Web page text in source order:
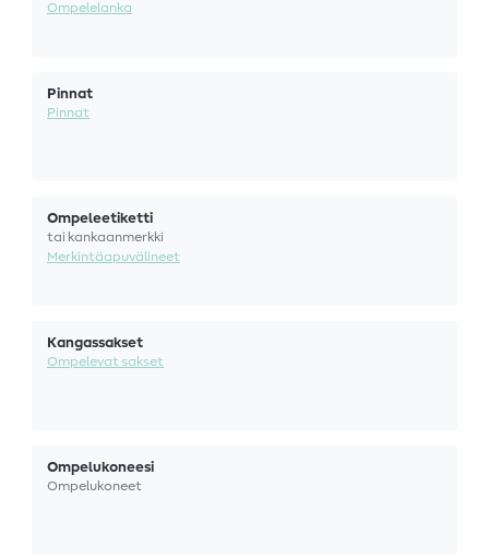
Ompelelanka
Pinnat
Pinnat
Ompeleetiketti
tai kankaanmerkki
Merkintäapuvälineet
Kangassakset
Ompelevat sakset
Ompelukoneesi
Ompelukoneet